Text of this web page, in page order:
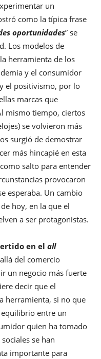
un
como la típica frase
oportunidades” se
Los modelos de
herramienta de los
y el consumidor
el positivismo, por lo
marcas que
mismo tiempo, ciertos
se volvieron más
surgió de demostrar
más hincapié en esta
salto para entender
provocaron
esperaba. Un cambio
hoy, en la que el
a ser protagonistas.
en el all
del comercio
un negocio más fuerte
decir que el
herramienta, si no que
entre un
quien ha tomado
se han
importante para